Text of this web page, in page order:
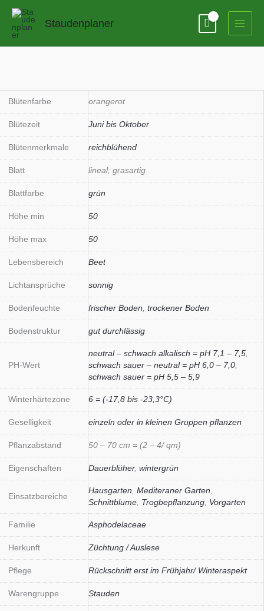
Zum
springen
Staudenplaner
Blütenfarbe orangerot
Blütezeit Juni bis Oktober
Blütenmerkmale reichblühend
Blatt lineal, grasartig
Blattfarbe grün
Höhe min 50
Höhe max 50
Lebensbereich Beet
Lichtansprüche sonnig
Bodenfeuchte frischer Boden trockener Boden
Bodenstruktur gut durchlässig
PH-Wert
neutral – schwach alkalisch = pH 7,1 – 7,5
schwach sauer – neutral = pH 6,0 – 7,0
schwach sauer = pH 5,5 – 5,9
Winterhärtezone 6 = (-17,8 bis -23,3°C)
Geselligkeit einzeln oder in kleinen Gruppen pflanzen
Pflanzabstand 50 – 70 cm = (2 – 4/ qm)
Eigenschaften Dauerblüher, wintergrün
Einsatzbereiche
Hausgarten Mediteraner Garten
Schnittblume Trogbepflanzung Vorgarten
Familie Asphodelaceae
Herkunft Züchtung / Auslese
Pflege Rückschnitt erst im Frühjahr/ Winteraspekt
Warengruppe Stauden